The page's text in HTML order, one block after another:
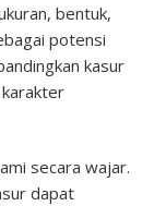
bentuk,
potensi
kasur
secara wajar.
dapat